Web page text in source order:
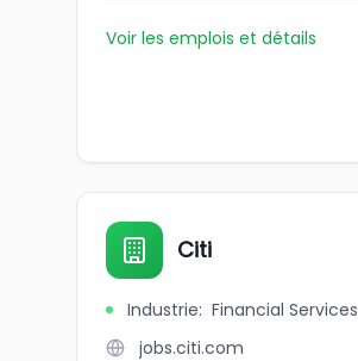
Voir les emplois et détails
Citi
Industrie: Financial Services
jobs.citi.com